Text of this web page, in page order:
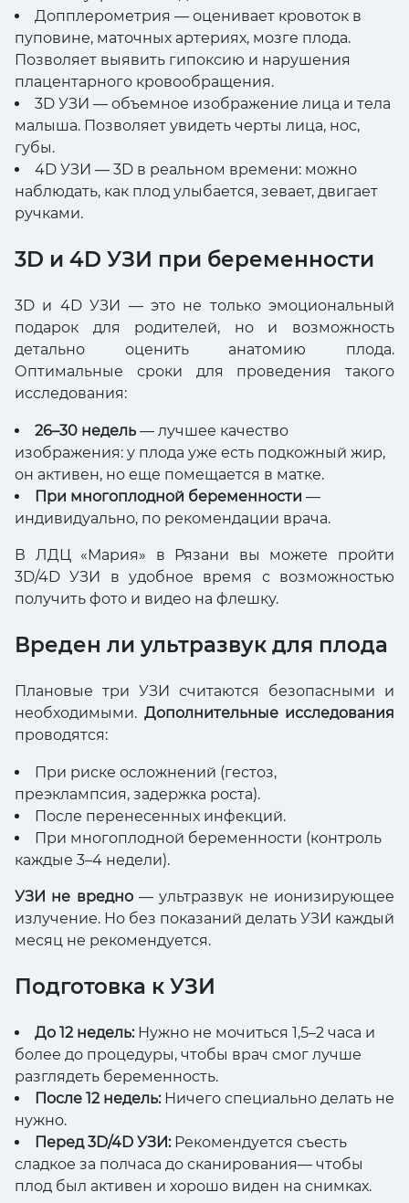
Допплерометрия — оценивает кровоток в
пуповине, маточных артериях, мозге плода.
Позволяет выявить гипоксию и нарушения
плацентарного кровообращения.
3D УЗИ — объемное изображение лица и тела
малыша. Позволяет увидеть черты лица, нос,
губы.
4D УЗИ — 3D в реальном времени: можно
наблюдать, как плод улыбается, зевает, двигает
ручками.
3D и 4D УЗИ при беременности
3D и 4D УЗИ — это не только эмоциональный
подарок для родителей, но и возможность
детально оценить анатомию плода.
Оптимальные сроки для проведения такого
исследования:
26–30 недель — лучшее качество
изображения: у плода уже есть подкожный жир,
он активен, но еще помещается в матке.
При многоплодной беременности —
индивидуально, по рекомендации врача.
В ЛДЦ «Мария» в Рязани вы можете пройти
3D/4D УЗИ в удобное время с возможностью
получить фото и видео на флешку.
Вреден ли ультразвук для плода
Плановые три УЗИ считаются безопасными и
необходимыми. Дополнительные исследования
проводятся:
При риске осложнений (гестоз,
преэклампсия, задержка роста).
После перенесенных инфекций.
При многоплодной беременности (контроль
каждые 3–4 недели).
УЗИ не вредно— ультразвук не ионизирующее
излучение. Но без показаний делать УЗИ каждый
месяц не рекомендуется.
Подготовка к УЗИ
До 12 недель:Нужно не мочиться 1,5–2 часа и
более до процедуры, чтобы врач смог лучше
разглядеть беременность.
После 12 недель:Ничего специально делать не
нужно.
Перед 3D/4D УЗИ:Рекомендуется съесть
сладкое за полчаса до сканирования— чтобы
плод был активен и хорошо виден на снимках.